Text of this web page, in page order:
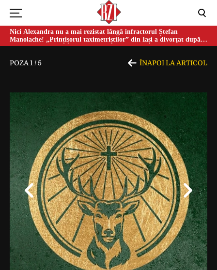
Nici Alexandra nu a mai rezistat lângă infractorul Ștefan
Manolache! „Prințișorul taximetriștilor” din Iași a divorţat după
doi ani de căsnicie
POZA 1 /5 ÎNAPOI LA ARTICOL